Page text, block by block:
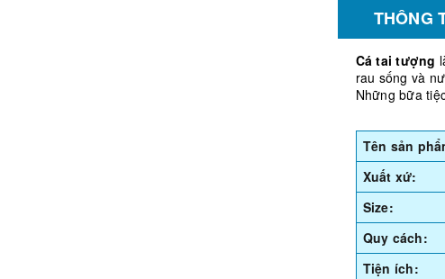
THÔNG
Cá tai tượng
rau sống và
Những bữa
Tên sản
Xuất xứ:
Size:
Quy cách:
Tiện ích: